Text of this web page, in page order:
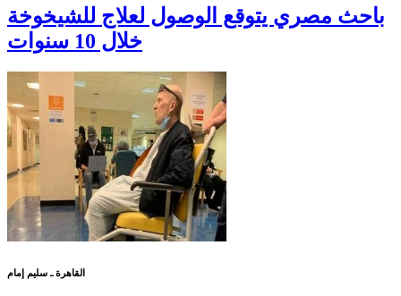
باحث مصري يتوقع الوصول لعلاج للشيخوخة
خلال 10 سنوات
القاهرة ـ سليم إمام